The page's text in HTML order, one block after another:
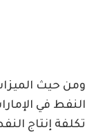
ومن حيث
تكلفة إنتاج